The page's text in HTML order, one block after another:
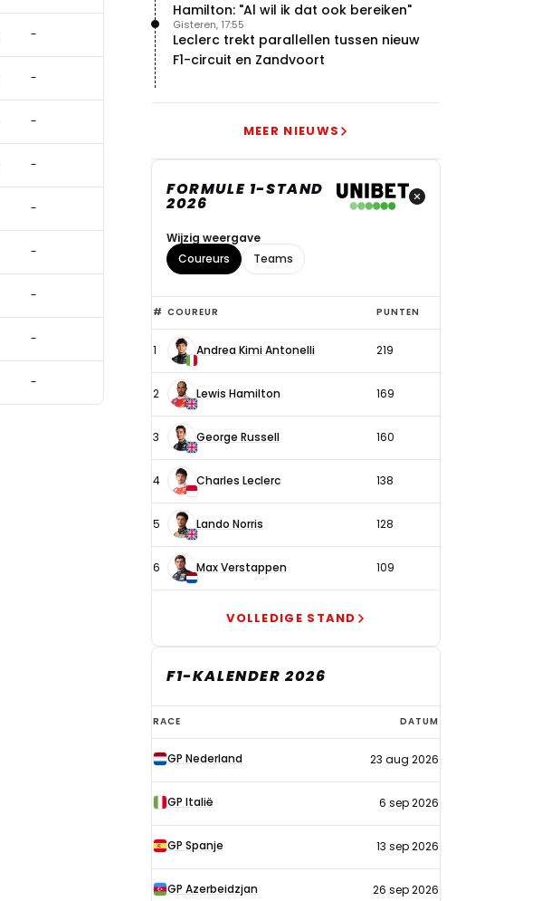
-
-
-
-
-
-
-
-
-
Hamilton: "Al wil ik dat ook bereiken"
Leclerc trekt parallellen tussen nieuw
F1-circuit en Zandvoort
Gisteren, 17:55
MEER NIEUWS
FORMULE 1-STAND
2026
Wijzig weergave
Coureurs
Teams
Top
6
coureurs
# COUREUR PUNTEN
1 Andrea Kimi Antonelli 219
2 Lewis Hamilton 169
3 George Russell 160
4 Charles Leclerc 138
5 Lando Norris 128
6 Max Verstappen 109
VOLLEDIGE STAND
F1-KALENDER 2026
F1-
kalender
2026
RACE DATUM
GP Nederland 23 aug 2026
GP Italië 6 sep 2026
GP Spanje 13 sep 2026
GP Azerbeidzjan 26 sep 2026